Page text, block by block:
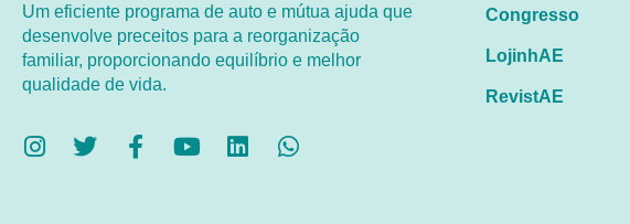
Um eficiente programa de auto e mútua ajuda que
desenvolve preceitos para a reorganização
familiar, proporcionando equilíbrio e melhor
qualidade de vida.
Congresso
LojinhAE
RevistAE